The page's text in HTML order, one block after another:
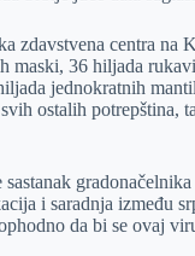
zdavstvena centra
maski, 36 hiljada
jednokratnih
ostalih potrepština,
i saradnja između
da bi se ovaj